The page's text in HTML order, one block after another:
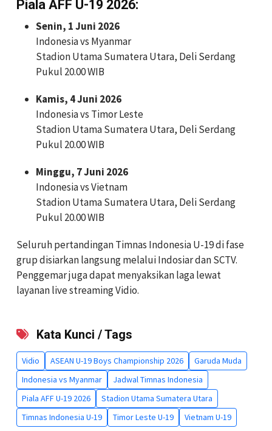
Piala AFF U-19 2026:
Senin, 1 Juni 2026
Indonesia vs Myanmar
Stadion Utama Sumatera Utara, Deli Serdang
Pukul 20.00 WIB
Kamis, 4 Juni 2026
Indonesia vs Timor Leste
Stadion Utama Sumatera Utara, Deli Serdang
Pukul 20.00 WIB
Minggu, 7 Juni 2026
Indonesia vs Vietnam
Stadion Utama Sumatera Utara, Deli Serdang
Pukul 20.00 WIB
Seluruh pertandingan Timnas Indonesia U-19 di fase
grup disiarkan langsung melalui Indosiar dan SCTV.
Penggemar juga dapat menyaksikan laga lewat
layanan live streaming Vidio.
Kata Kunci / Tags
Vidio ASEAN U-19 Boys Championship 2026
Garuda Muda
Indonesia vs Myanmar
Jadwal Timnas Indonesia
Piala AFF U-19 2026
Stadion Utama Sumatera Utara
Timnas Indonesia U-19
Timor Leste U-19 Vietnam U-19